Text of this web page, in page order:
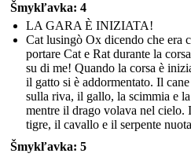
Šmykľavka: 4
LA GARA È INIZIATA!
Cat lusingò Ox dicendo che era
portare Cat e Rat durante la
su di me! Quando la corsa è
il gatto si è addormentato. Il
sulla riva, il gallo, la scimmia e
mentre il drago volava nel cielo.
tigre, il cavallo e il serpente
Šmykľavka: 5